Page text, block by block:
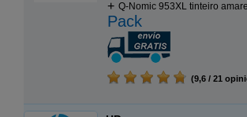
Q-Nomic 953XL tinteiro
Pack
(9,6 / 21